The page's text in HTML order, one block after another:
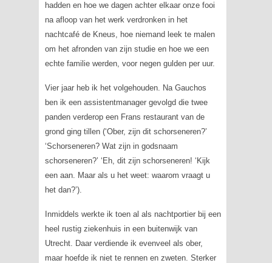
hadden en hoe we dagen achter elkaar onze fooi
na afloop van het werk verdronken in het
nachtcafé de Kneus, hoe niemand leek te malen
om het afronden van zijn studie en hoe we een
echte familie werden, voor negen gulden per uur.
Vier jaar heb ik het volgehouden. Na Gauchos
ben ik een assistentmanager gevolgd die twee
panden verderop een Frans restaurant van de
grond ging tillen (‘Ober, zijn dit schorseneren?’
‘Schorseneren? Wat zijn in godsnaam
schorseneren?’ ‘Eh, dit zijn schorseneren! ‘Kijk
een aan. Maar als u het weet: waarom vraagt u
het dan?’).
Inmiddels werkte ik toen al als nachtportier bij een
heel rustig ziekenhuis in een buitenwijk van
Utrecht. Daar verdiende ik evenveel als ober,
maar hoefde ik niet te rennen en zweten. Sterker